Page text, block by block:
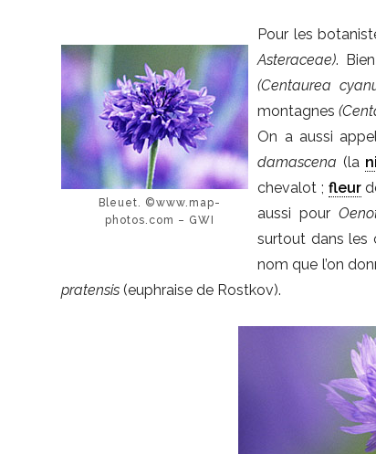
Bleuet. ©www.map-
photos.com – GWI
Pour les
Asteraceae).
(Centaurea
montagnes
On a aussi
damascena (la
chevalot ; fleur
aussi pour
surtout dans les
nom que l’on
pratensis (euphraise de Rostkov).